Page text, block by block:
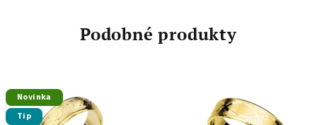
Podobné produkty
Novinka
Tip